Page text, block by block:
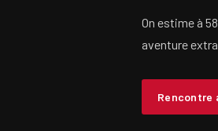
On estime à
aventure
Rencontre